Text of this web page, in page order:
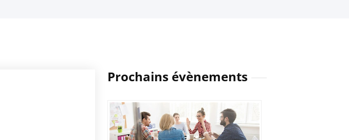
Prochains évènements